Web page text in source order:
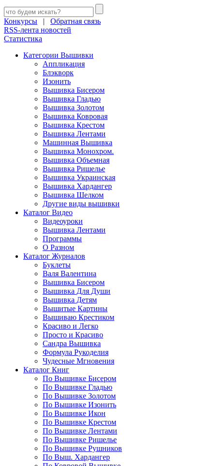
Конкурсы | Обратная связь
RSS-лента новостей
Статистика
Категории Вышивки
Аппликация
Блэкворк
Изонить
Вышивка Бисером
Вышивка Гладью
Вышивка Золотом
Вышивка Ковровая
Вышивка Крестом
Вышивка Лентами
Машинная Вышивка
Вышивка Монохром.
Вышивка Объемная
Вышивка Ришелье
Вышивка Украинская
Вышивка Хардангер
Вышивка Шелком
Другие виды вышивки
Каталог Видео
Видеоуроки
Вышивка Лентами
Программы
О Разном
Каталог Журналов
Буклеты
Валя Валентина
Вышивка Бисером
Вышивка Для Души
Вышивка Детям
Вышитые Картины
Вышиваю Крестиком
Красиво и Легко
Просто и Красиво
Сандра Вышивка
Формула Рукоделия
Чудесные Мгновения
Каталог Книг
По Вышивке Бисером
По Вышивке Гладью
По Вышивке Золотом
По Вышивке Изонить
По Вышивке Икон
По Вышивке Крестом
По Вышивке Лентами
По Вышивке Ришелье
По Вышивке Рушников
По Выш. Хардангер